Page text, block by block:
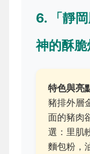
6. 「靜
神的酥
特色與亮
豬排外層
面的豬肉
選：里肌
麵包粉，